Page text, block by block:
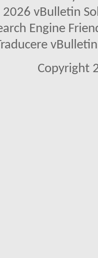
vBulletin
Engine
Copyright